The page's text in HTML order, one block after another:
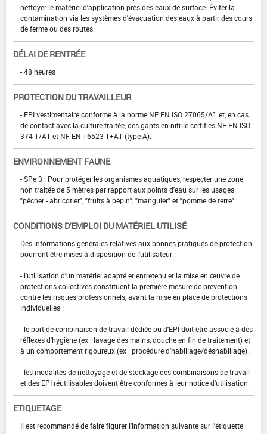
nettoyer le matériel d'application près des eaux de surface. Éviter la
contamination via les systèmes d'évacuation des eaux à partir des cours
de ferme ou des routes.
DÉLAI DE RENTRÉE
- 48 heures
PROTECTION DU TRAVAILLEUR
- EPI vestimentaire conforme à la norme NF EN ISO 27065/A1 et, en cas
de contact avec la culture traitée, des gants en nitrile certifiés NF EN ISO
374-1/A1 et NF EN 16523-1+A1 (type A).
ENVIRONNEMENT FAUNE
- SPe 3 : Pour protéger les organismes aquatiques, respecter une zone
non traitée de 5 mètres par rapport aux points d'eau sur les usages
"pêcher - abricotier", "fruits à pépin", "manguier" et "pomme de terre".
CONDITIONS D'EMPLOI DU MATÉRIEL UTILISÉ
Des informations générales relatives aux bonnes pratiques de protection
pourront être mises à disposition de l'utilisateur :
- l'utilisation d'un matériel adapté et entretenu et la mise en œuvre de
protections collectives constituent la première mesure de prévention
contre les risques professionnels, avant la mise en place de protections
individuelles ;
- le port de combinaison de travail dédiée ou d'EPI doit être associé à des
réflexes d'hygiène (ex : lavage des mains, douche en fin de traitement) et
à un comportement rigoureux (ex : procédure d'habillage/déshabillage) ;
- les modalités de nettoyage et de stockage des combinaisons de travail
et des EPI réutilisables doivent être conformes à leur notice d'utilisation.
ETIQUETAGE
Il est recommandé de faire figurer l'information suivante sur l'étiquette :